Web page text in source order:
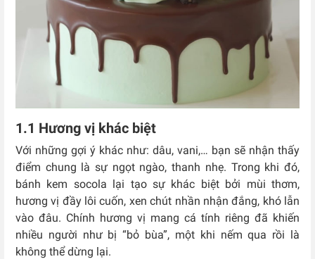
1.1 Hương vị khác biệt
Với những gợi ý khác như: dâu, vani,… bạn sẽ nhận thấy
điểm chung là sự ngọt ngào, thanh nhẹ. Trong khi đó,
bánh kem socola lại tạo sự khác biệt bởi mùi thơm,
hương vị đầy lôi cuốn, xen chút nhần nhận đắng, khó lẫn
vào đâu. Chính hương vị mang cá tính riêng đã khiến
nhiều người như bị “bỏ bùa”, một khi nếm qua rồi là
không thể dừng lại.